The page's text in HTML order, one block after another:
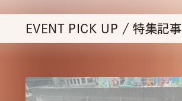
EVENT PICK UP / 特集記事